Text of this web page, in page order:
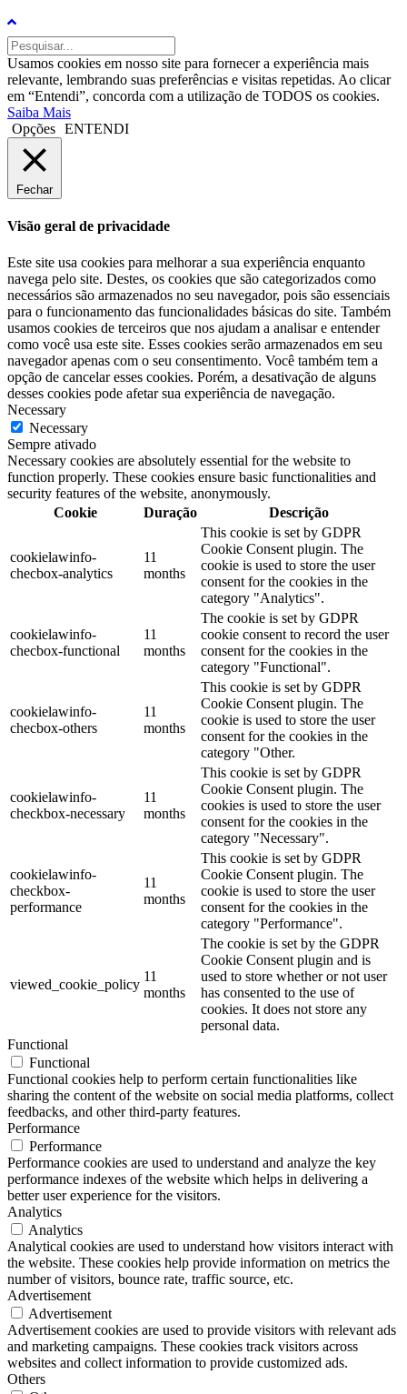
Usamos cookies em nosso site para fornecer a experiência mais
relevante, lembrando suas preferências e visitas repetidas. Ao clicar
em “Entendi”, concorda com a utilização de TODOS os cookies.
Saiba Mais
Opções ENTENDI
Fechar
Visão geral de privacidade
Este site usa cookies para melhorar a sua experiência enquanto
navega pelo site. Destes, os cookies que são categorizados como
necessários são armazenados no seu navegador, pois são essenciais
para o funcionamento das funcionalidades básicas do site. Também
usamos cookies de terceiros que nos ajudam a analisar e entender
como você usa este site. Esses cookies serão armazenados em seu
navegador apenas com o seu consentimento. Você também tem a
opção de cancelar esses cookies. Porém, a desativação de alguns
desses cookies pode afetar sua experiência de navegação.
Necessary
Necessary
Sempre ativado
Necessary cookies are absolutely essential for the website to
function properly. These cookies ensure basic functionalities and
security features of the website, anonymously.
Cookie
Duração Descrição
cookielawinfo-
checbox-analytics
11
months
This cookie is set by GDPR
Cookie Consent plugin. The
cookie is used to store the user
consent for the cookies in the
category "Analytics".
cookielawinfo-
checbox-functional
11
months
The cookie is set by GDPR
cookie consent to record the user
consent for the cookies in the
category "Functional".
cookielawinfo-
checbox-others
11
months
This cookie is set by GDPR
Cookie Consent plugin. The
cookie is used to store the user
consent for the cookies in the
category "Other.
cookielawinfo-
checkbox-necessary
11
months
This cookie is set by GDPR
Cookie Consent plugin. The
cookies is used to store the user
consent for the cookies in the
category "Necessary".
cookielawinfo-
checkbox-
performance
11
months
This cookie is set by GDPR
Cookie Consent plugin. The
cookie is used to store the user
consent for the cookies in the
category "Performance".
viewed_cookie_policy
11
months
The cookie is set by the GDPR
Cookie Consent plugin and is
used to store whether or not user
has consented to the use of
cookies. It does not store any
personal data.
Functional
Functional
Functional cookies help to perform certain functionalities like
sharing the content of the website on social media platforms, collect
feedbacks, and other third-party features.
Performance
Performance
Performance cookies are used to understand and analyze the key
performance indexes of the website which helps in delivering a
better user experience for the visitors.
Analytics
Analytics
Analytical cookies are used to understand how visitors interact with
the website. These cookies help provide information on metrics the
number of visitors, bounce rate, traffic source, etc.
Advertisement
Advertisement
Advertisement cookies are used to provide visitors with relevant ads
and marketing campaigns. These cookies track visitors across
websites and collect information to provide customized ads.
Others